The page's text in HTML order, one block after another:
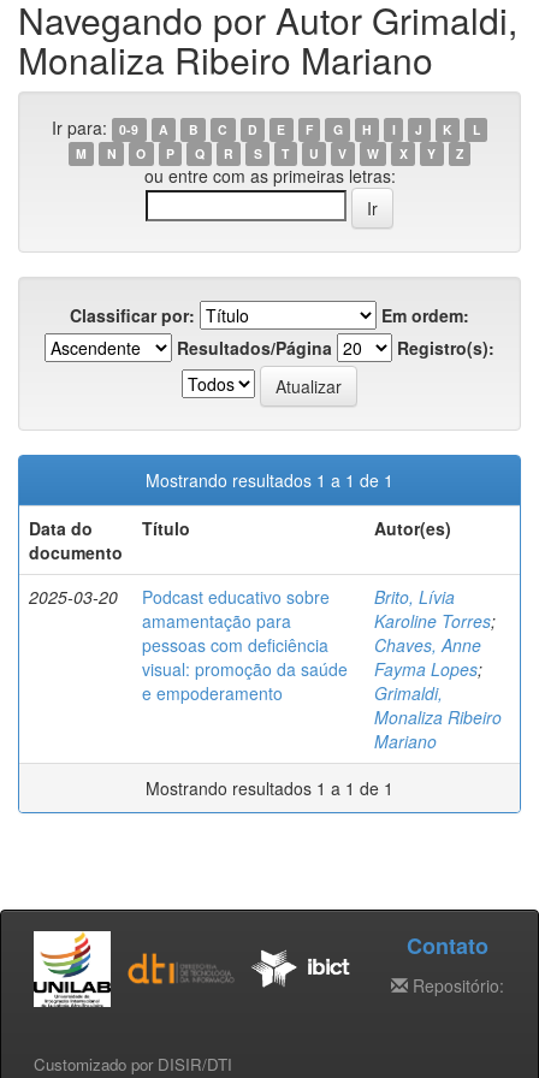
Navegando por Autor Grimaldi,
Monaliza Ribeiro Mariano
Ir para: 0-9 A B C D E F G H I J K
L
M
N O P Q R S T U V W X Y Z
ou entre com as primeiras letras:
Classificar por:
Em ordem:
Resultados/Página
Registro(s):
Mostrando resultados 1 a 1 de 1
Data do
documento
Título Autor(es)
2025-03-20
Podcast educativo sobre
amamentação para
pessoas com deficiência
visual: promoção da saúde
e empoderamento
Brito, Lívia
Karoline Torres;
Chaves, Anne
Fayma Lopes;
Grimaldi,
Monaliza Ribeiro
Mariano
Mostrando resultados 1 a 1 de 1
Customizado por DISIR/DTI
Contato
Repositório: